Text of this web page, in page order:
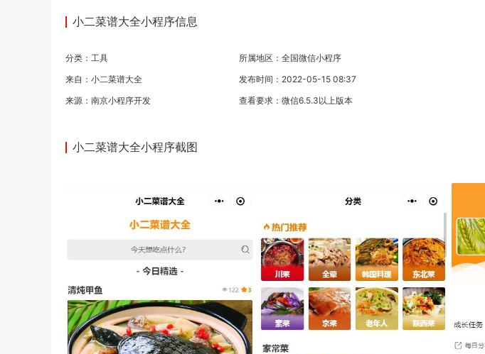
小二菜谱大全小程序信息
分类： 工具
所属地区：全国微信小程序
来自：小二菜谱大全
发布时间：2022-05-15 08:37
来源： 南京小程序开发 查看要求：微信6.5.3以上版本
小二菜谱大全小程序截图